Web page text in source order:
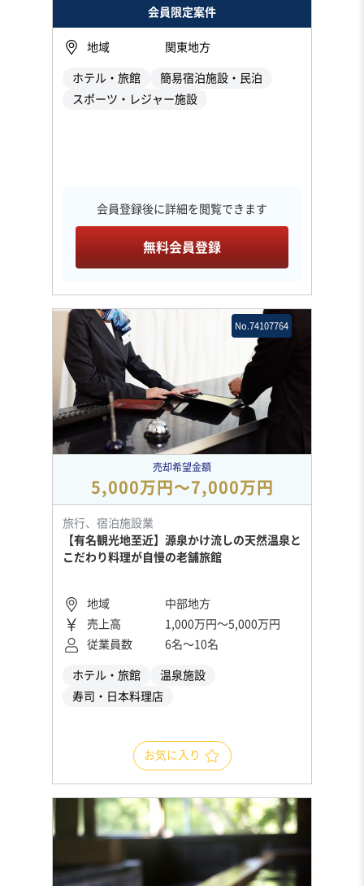
会員限定案件
地域 関東地方
ホテル・旅館
簡易宿泊施設・民泊
スポーツ・レジャー施設
会員登録後に詳細を閲覧できます
無料会員登録
No.74107764
売却希望金額
5,000万円〜7,000万円
旅行、宿泊施設業
【有名観光地至近】源泉かけ流しの天然温泉と
こだわり料理が自慢の老舗旅館
地域
中部地方
売上高
1,000万円〜5,000万円
従業員数
6名〜10名
ホテル・旅館
温泉施設
寿司・日本料理店
お気に入り